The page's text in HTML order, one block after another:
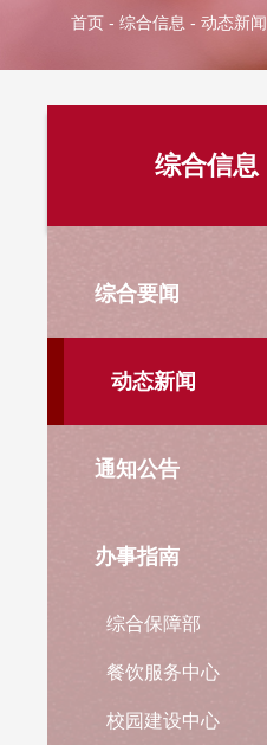
首页 - 综合信息 - 动态新闻
综合信息
综合要闻
动态新闻
通知公告
办事指南
综合保障部
餐饮服务中心
校园建设中心